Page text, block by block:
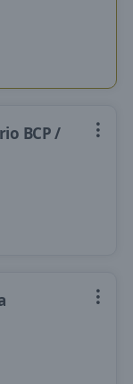
BCP /